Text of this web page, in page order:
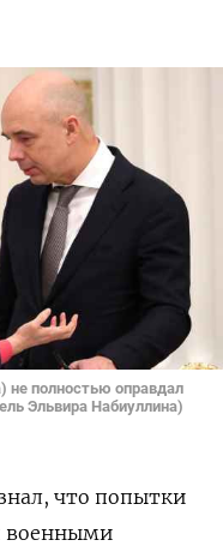
не полностью оправдал
Эльвира Набиуллина)
что попытки
военными